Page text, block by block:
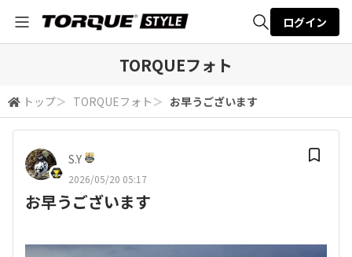
検索
ログイン
TORQUEフォト
トップ＞ TORQUEフォト ＞ お早うございます
S.Y
2026/05/20 05:17
お早うございます